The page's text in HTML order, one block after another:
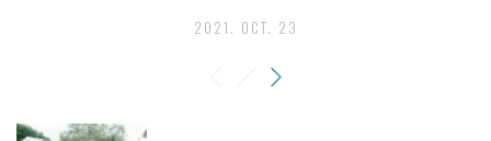
2021. OCT. 23